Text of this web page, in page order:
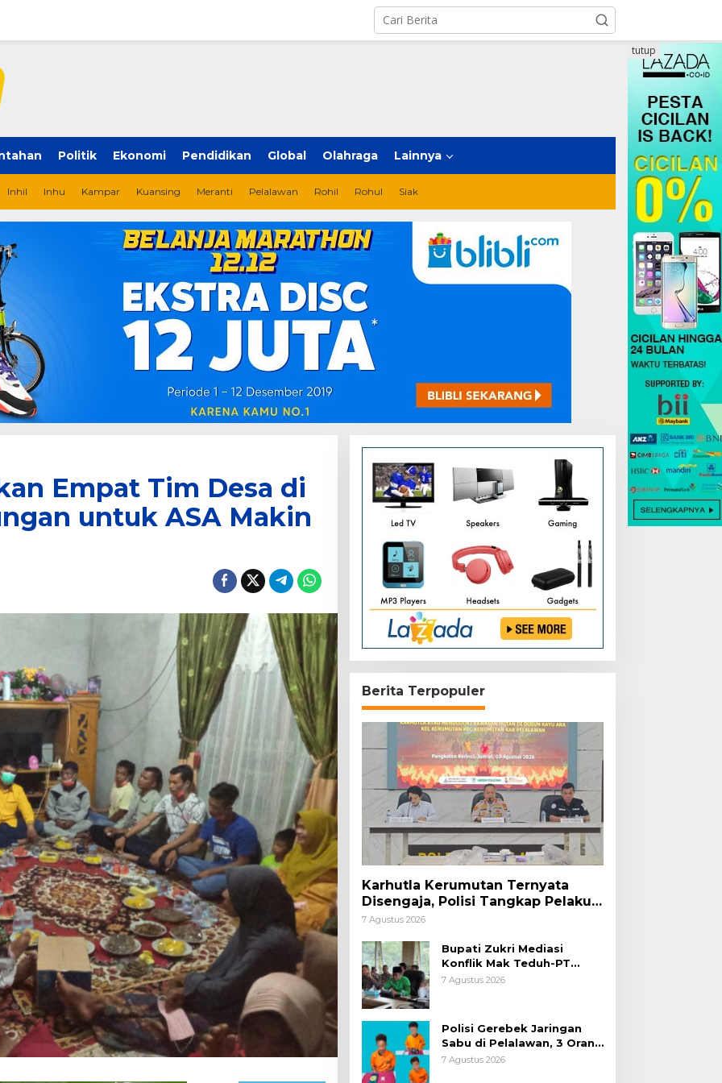
Politik Ekonomi Pendidikan Global Olahraga Lainnya
Inhil Inhu Kampar Kuansing Meranti Pelalawan Rohil Rohul Siak
tutup
Empat Tim Desa di
untuk ASA Makin
Berita Terpopuler
Karhutla Kerumutan Ternyata
Disengaja, Polisi Tangkap Pelaku
Pembakar Lahan
7 Agustus 2026
Bupati Zukri Mediasi
Konflik Mak Teduh-PT
Arara Abadi, Ini Hasilnya
7 Agustus 2026
Polisi Gerebek Jaringan
Sabu di Pelalawan, 3 Orang
Ditangkap
7 Agustus 2026